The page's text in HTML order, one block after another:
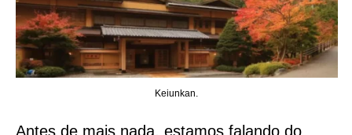
Keiunkan.
Antes de mais nada, estamos falando do